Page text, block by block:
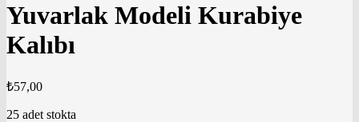
Yuvarlak Modeli Kurabiye
Kalıbı
₺57,00
25 adet stokta